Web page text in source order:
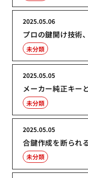
プロの鍵開け技術
2025.05.06
未分類
メーカー純正キー
2025.05.05
未分類
合鍵作成を断られ
2025.05.05
未分類